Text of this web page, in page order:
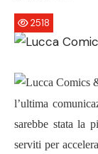
2518
l’ultima
sarebbe stata la
serviti per